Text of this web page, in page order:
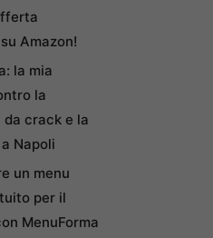
Amazon!
la mia
la
da crack e la
Napoli
un menu
per il
MenuForma